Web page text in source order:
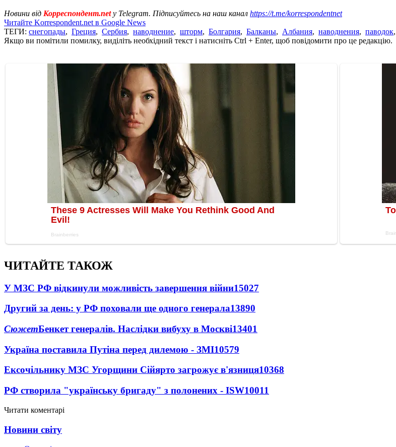
Новини від Корреспондент.netу Telegram. Підписуйтесь на наш канал https://t.me/korrespondentnet
Читайте Korrespondent.net в Google News
ТЕГИ: снегопады, Греция, Сербия, наводнение, шторм, Болгария, Балканы, Албания, наводнения, паводок,
Якщо ви помітили помилку, виділіть необхідний текст і натисніть Ctrl + Enter, щоб повідомити про це редакцію.
ЧИТАЙТЕ ТАКОЖ
У МЗС РФ відкинули можливість завершення війни15027
Другий за день: у РФ поховали ще одного генерала13890
СюжетБенкет генералів. Наслідки вибуху в Москві13401
Україна поставила Путіна перед дилемою - ЗМІ10579
Ексочільнику МЗС Угорщини Сійярто загрожує в'язниця10368
РФ створила "українську бригаду" з полонених - ISW10011
Читати коментарі
Новини світу